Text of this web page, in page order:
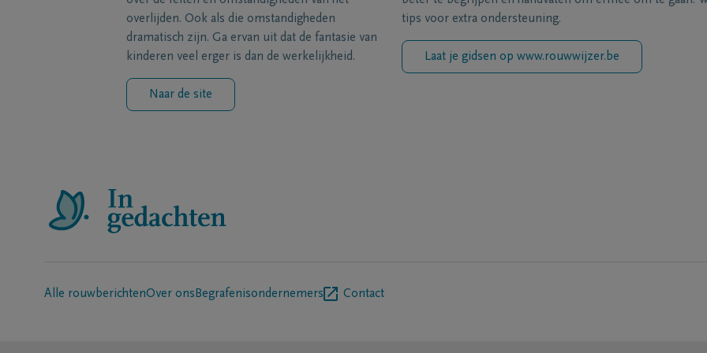
overlijden. Ook als die omstandigheden
dramatisch zijn. Ga ervan uit dat de fantasie van
kinderen veel erger is dan de werkelijkheid.
Naar de site
tips voor extra ondersteuning.
Laat je gidsen op www.rouwwijzer.be
Alle rouwberichtenOver ons Begrafenisondernemers Contact